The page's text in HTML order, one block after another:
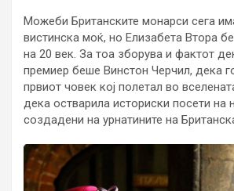
Можеби Британските монарси сега
вистинска моќ, но Елизабета Втора
на 20 век. За тоа зборува и фактот
премиер беше Винстон Черчил, дека
првиот човек кој полетал во
дека остварила историски посети на
создадени на урнатините на